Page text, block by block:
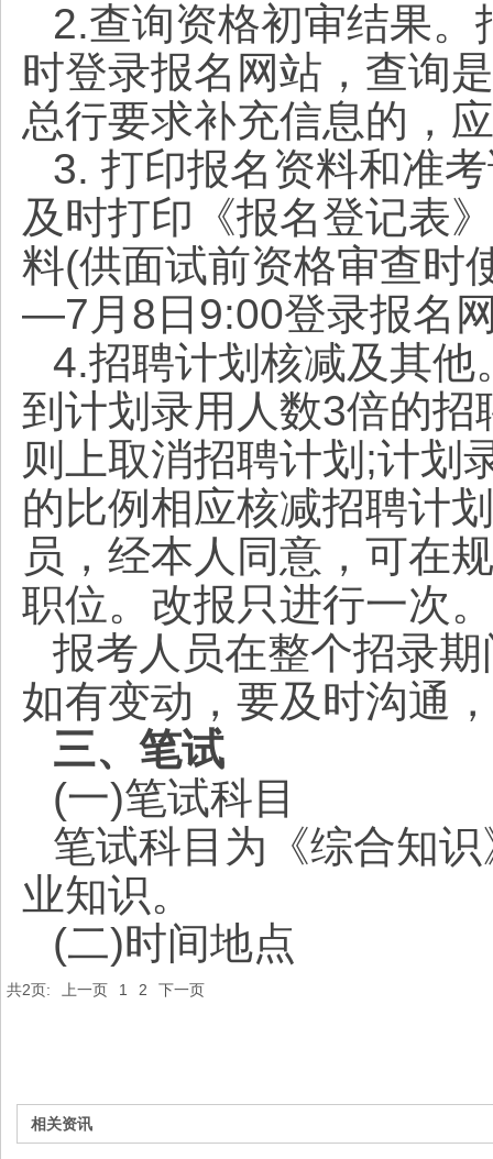
2.查询资格初审结果
时登录报名网站，查询
总行要求补充信息的，
3. 打印报名资料和准
及时打印《报名登记表
料(供面试前资格审查时
—7月8日9:00登录报名
4.招聘计划核减及其
到计划录用人数3倍的
则上取消招聘计划;计划
的比例相应核减招聘计
员，经本人同意，可在
职位。改报只进行一次。
报考人员在整个招录
如有变动，要及时沟通
三、笔试
(一)笔试科目
笔试科目为《综合知
业知识。
(二)时间地点
共2页: 上一页 1 2 下一页
相关资讯